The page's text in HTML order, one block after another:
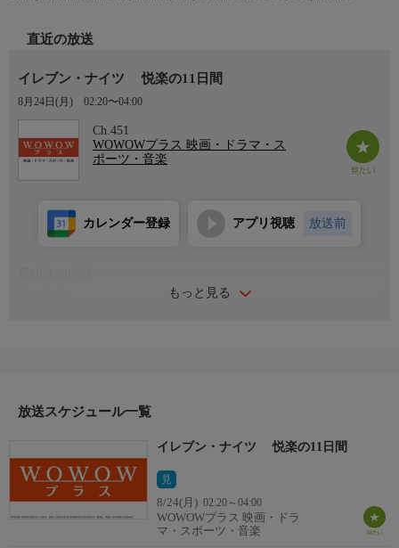
直近の放送
イレブン・ナイツ 悦楽の11日間
8月24日(月) 02:20〜04:00
Ch.451
WOWOWプラス 映画・ドラマ・ス
ポーツ・音楽
もっと見る
カレンダー登録 アプリ視聴 放送前
数日後に結婚式を控えているマイケルは、船の中で魅惑的な女性
戻った後で、再び彼女から連絡があった。セクシーで、肉感的な
魅力のサラにのめり込むマイケル。サラは彼の結婚式までの夜の
情事を求めてきた。マイケルもその日までと割り切っていたが、
サラの要求は次第に過激に、倒錯的になっていく。しかも、彼女
にはもう一つの秘密が隠されていた。
放送スケジュール一覧
イレブン・ナイツ 悦楽の11日間
見
8/24(月) 02:20～04:00
WOWOWプラス 映画・ドラ
マ・スポーツ・音楽